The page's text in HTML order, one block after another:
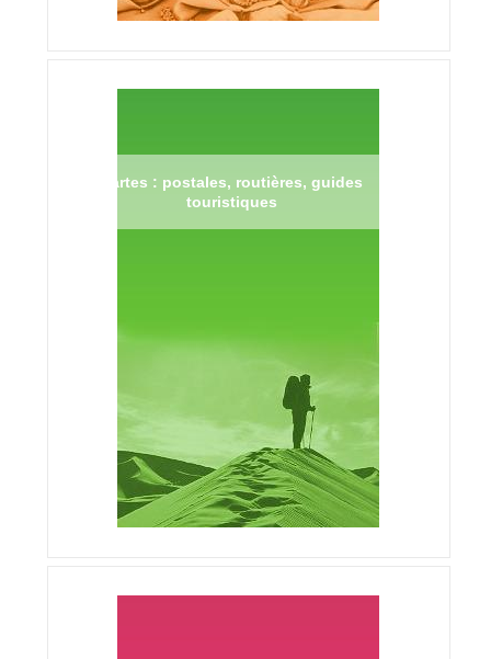
Cartes : postales, routières, guides
touristiques